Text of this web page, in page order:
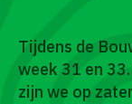
Tijdens de
week 31 en
zijn we op